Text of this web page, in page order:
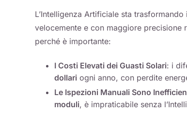
L’Intelligenza Artificiale sta
velocemente e con maggiore
perché è importante:
I Costi Elevati dei Guasti Solari: i
dollari ogni anno, con perdite
Le Ispezioni Manuali Sono
moduli, è impraticabile senza